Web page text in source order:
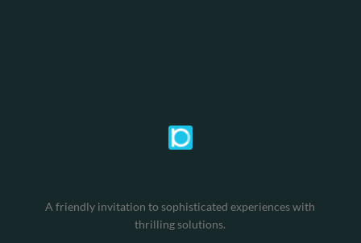
A friendly invitation to sophisticated experiences with
thrilling solutions.